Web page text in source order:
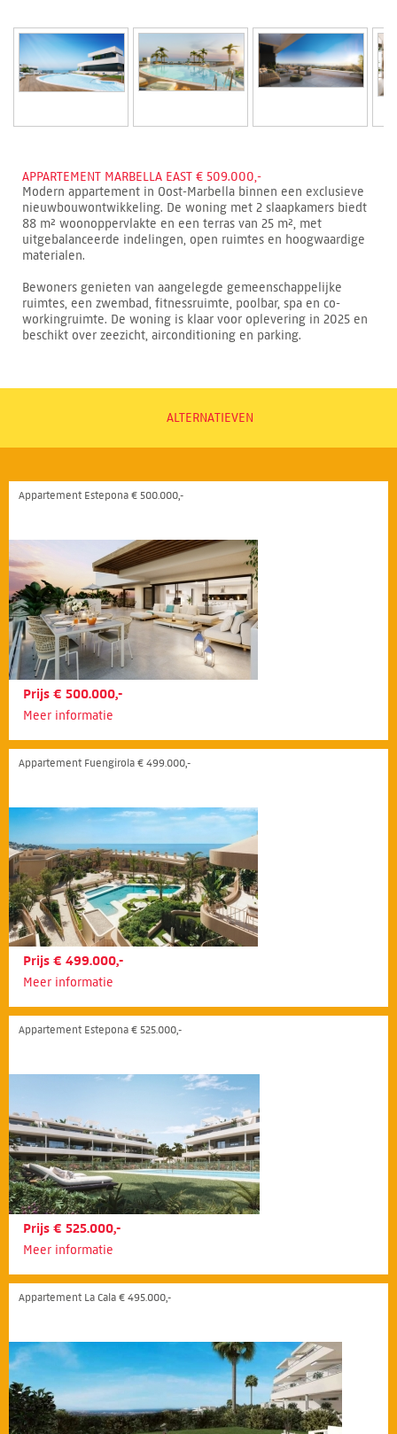
APPARTEMENT MARBELLA EAST € 509.000,-
Modern appartement in Oost-Marbella binnen een exclusieve
nieuwbouwontwikkeling. De woning met 2 slaapkamers biedt
88 m² woonoppervlakte en een terras van 25 m², met
uitgebalanceerde indelingen, open ruimtes en hoogwaardige
materialen.
Bewoners genieten van aangelegde gemeenschappelijke
ruimtes, een zwembad, fitnessruimte, poolbar, spa en co-
workingruimte. De woning is klaar voor oplevering in 2025 en
beschikt over zeezicht, airconditioning en parking.
ALTERNATIEVEN
Appartement Estepona € 500.000,-
Prijs € 500.000,-
Meer informatie
Appartement Fuengirola € 499.000,-
Prijs € 499.000,-
Meer informatie
Appartement Estepona € 525.000,-
Prijs € 525.000,-
Meer informatie
Appartement La Cala € 495.000,-